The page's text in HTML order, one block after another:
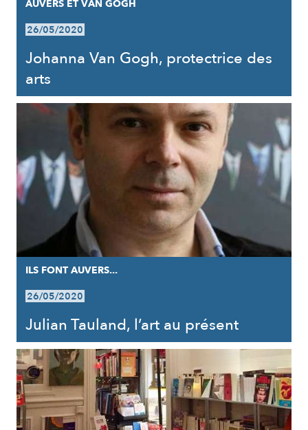
AUVERS ET VAN GOGH
26/05/2020
Johanna Van Gogh, protectrice des
arts
ILS FONT AUVERS...
26/05/2020
Julian Tauland, l’art au présent